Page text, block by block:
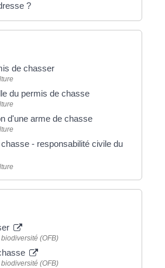
?
de chasser
du permis de chasse
d'une arme de chasse
- responsabilité civile du
(OFB)
(OFB)